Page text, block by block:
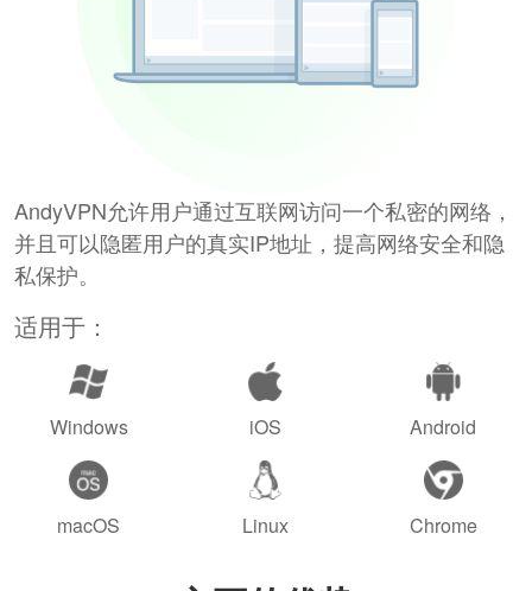
AndyVPN允许用户通过互联网访问一个私密的网络，
并且可以隐匿用户的真实IP地址，提高网络安全和隐
私保护。
适用于：
Windows iOS Android
macOS Linux Chrome